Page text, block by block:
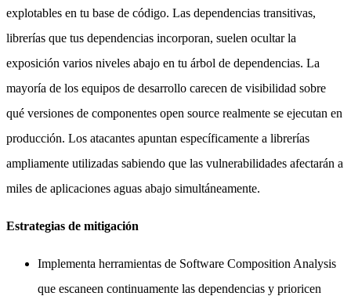
explotables en tu base de código. Las dependencias transitivas,
librerías que tus dependencias incorporan, suelen ocultar la
exposición varios niveles abajo en tu árbol de dependencias. La
mayoría de los equipos de desarrollo carecen de visibilidad sobre
qué versiones de componentes open source realmente se ejecutan en
producción. Los atacantes apuntan específicamente a librerías
ampliamente utilizadas sabiendo que las vulnerabilidades afectarán a
miles de aplicaciones aguas abajo simultáneamente.
Estrategias de mitigación
Implementa herramientas de Software Composition Analysis
que escaneen continuamente las dependencias y prioricen